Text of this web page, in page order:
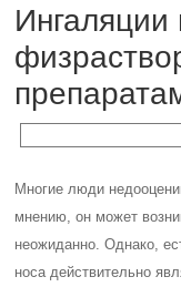
Ингаляции
Многие люди
мнению, он может
неожиданно. Однако,
носа действительно